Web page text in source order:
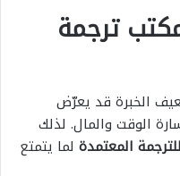
ترجمة
الخبرة قد يعرّض
الوقت والمال. لذلك
المعتمدة لما يتمتع